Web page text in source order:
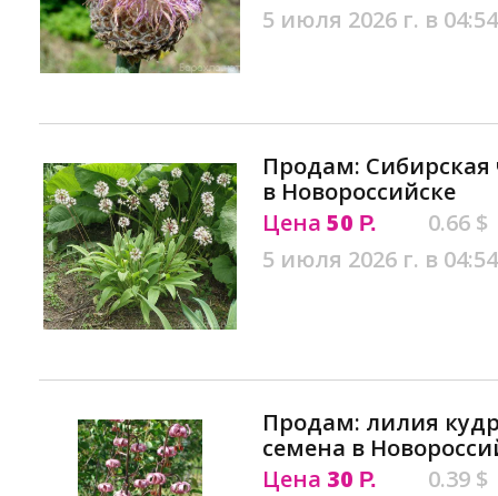
5 июля 2026 г. в 04:54
Продам:
в Новороссийске
Цена 50 Р.
0.66 $
5 июля 2026 г. в 04:54
Продам: лилия
семена в
Цена 30 Р.
0.39 $